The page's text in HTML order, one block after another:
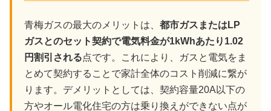
青梅ガスの最大のメリットは、 都市ガスまたはLP
ガスとのセット契約で電気料金が1kWhあたり1.02
円割引される点です。これにより、ガスと電気をま
とめて契約することで家計全体のコスト削減に繋が
ります。デメリットとしては、契約容量20A以下の
方やオール電化住宅の方は乗り換えができない点が